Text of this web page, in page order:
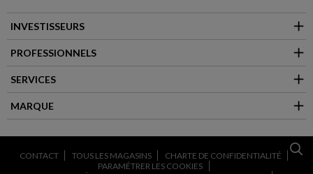
INVESTISSEURS
PROFESSIONNELS
SERVICES
MARQUE
CONTACT TOUS LES MAGASINS
CHARTE DE CONFIDENTIALITÉ
PARAMÉTRER LES COOKIES